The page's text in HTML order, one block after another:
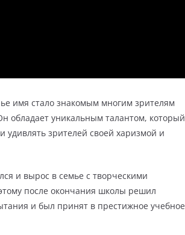
имя стало знакомым многим зрителям
обладает уникальным талантом, который
удивлять зрителей своей харизмой и
и вырос в семье с творческими
после окончания школы решил
и был принят в престижное учебное